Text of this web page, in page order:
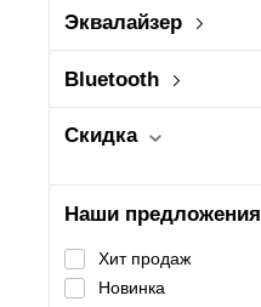
Эквалайзер
2-полосный
3-полосный
Bluetooth
Есть
Скидка
Наши предложения
Хит продаж
Новинка